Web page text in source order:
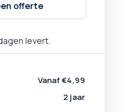
levert.
Vanaf €4,99
2 jaar
offerte